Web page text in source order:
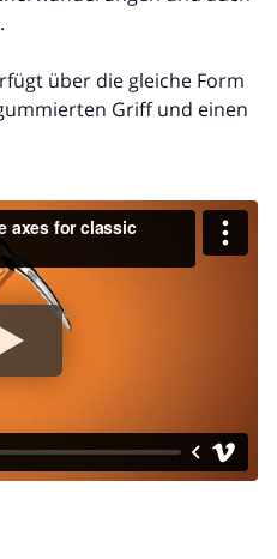
über die gleiche Form
Griff und einen